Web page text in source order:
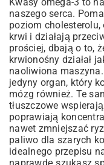
naszego serca.
poziom
krwi i działają
prościej, dbają o to,
krwionośny działał
naoliwiona
jedyny organ, który
mózg również. Te
tłuszczowe
poprawiają
nawet zmniejszać
paliwo dla szarych
idealnego przepisu